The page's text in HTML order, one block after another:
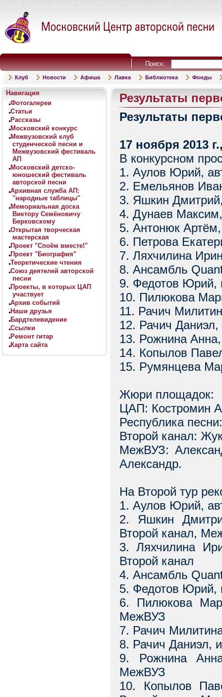
Поиск:
Клуб Новости Афиша Лавка Библиотека Фонды
Навигация
Фотогалереи
Статьи
Рассказы
Московский конкурс
Межвузовский клуб
студенческой песни и
Межвузовский фестиваль
АП
Московский детско-
юношеский фестиваль
авторской песни
Архивная служба АП:
"народные таблицы"
Мемориальная доска
Виктору Семёновичу
Берковскому
Открытая творческая
мастерская
Проект "Споём вместе!"
Проект "Биография"
Теоретические чтения
Союз деятелей авторской
песни
Проекты, в которых ЦАП
участвует
Архив событий
Наши друзья
Бардтелевидение
Ссылки
Ремонт гитар
Карта сайта
Результаты
Результаты
17 ноября 2013
В конкурсном
1. Аулов Юрий,
2. Емельянов
3. Яшкин
4. Дунаев
5. Антонюк Артём,
6. Петрова
7. Ляхчилина
8. Ансамбль
9. Федотов Юрий,
10. Пилюкова
11. Рачич
12. Рачич Даниэл,
13. Рожнина
14. Копылов
15. Румянцева
Жюри площадок:
ЦАП: Костромин
Республика
Второй канал:
МежВУЗ:
Александр.
На Второй тур
1. Аулов Юрий,
2. Яшкин
Второй канал,
3. Ляхчилина
Второй канал
4. Ансамбль
5. Федотов
6. Пилюкова
МежВУЗ
7. Рачич
8. Рачич Даниэл,
9. Рожнина
МежВУЗ
10. Копылов